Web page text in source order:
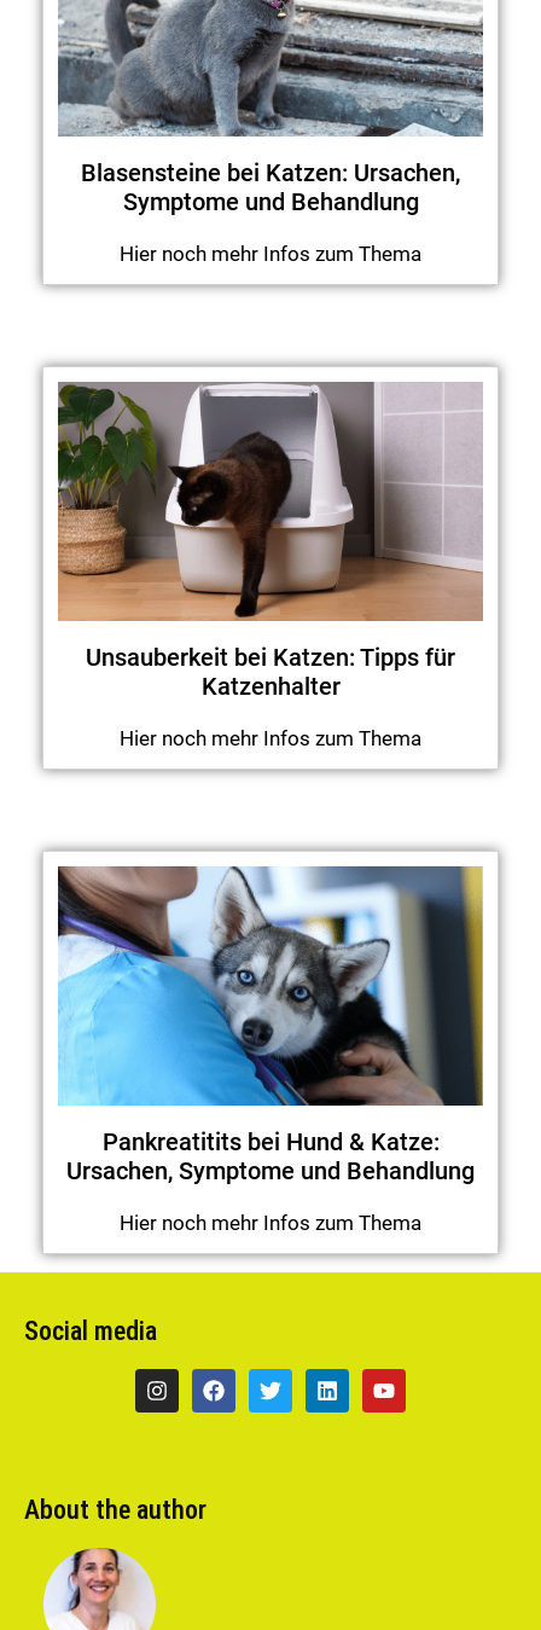
Blasensteine bei Katzen: Ursachen,
Symptome und Behandlung
Hier noch mehr Infos zum Thema
Unsauberkeit bei Katzen: Tipps für
Katzenhalter
Hier noch mehr Infos zum Thema
Pankreatitits bei Hund & Katze:
Ursachen, Symptome und Behandlung
Hier noch mehr Infos zum Thema
Social media
About the author